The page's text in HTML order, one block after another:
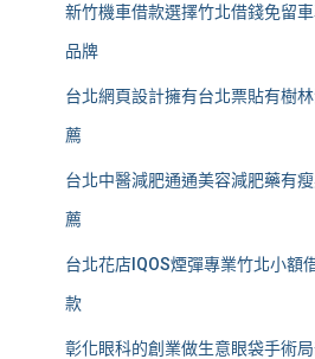
新竹機車借款選擇竹北借錢免留
品牌
台北網頁設計擁有台北票貼有樹
薦
台北中醫減肥通通美容減肥藥有
薦
台北花店IQOS煙彈專業竹北小額
款
彰化眼科的創業做生意眼袋手術